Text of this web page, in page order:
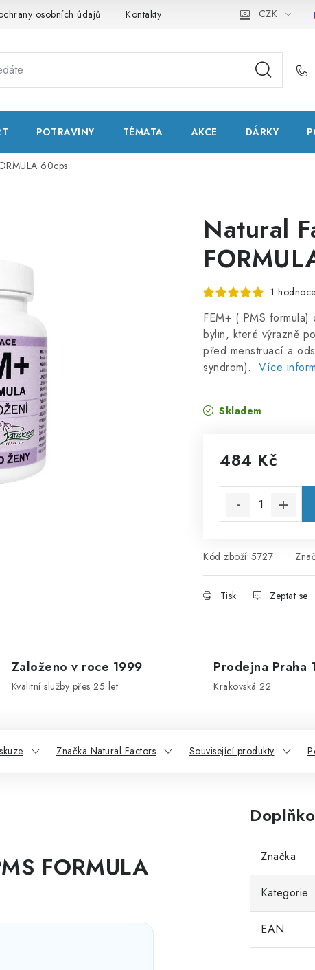
osobních údajů Kontakty Natural Health Store
CZK
POTRAVINY TÉMATA AKCE DÁRKY
60cps
Natural
1
FEM+ ( PMS
bylin, které výrazně
před menstruací a
syndrom). Více
Skladem
484 Kč
Kód zboží: 5727
Tisk Zeptat se
Založeno v roce 1999
Kvalitní služby přes 25 let
Prodejna Praha 1
Krakovská 22
Značka Natural Factors Související produkty
FORMULA
Značka
Kategorie
EAN